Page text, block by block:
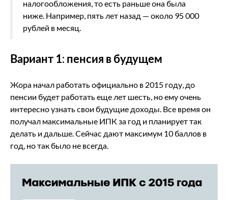
налогообложения, то есть раньше она была
ниже. Например, пять лет назад — около 95 000
рублей в месяц.
Вариант 1: пенсия в будущем
Жора начал работать официально в 2015 году, до
пенсии будет работать еще лет шесть, но ему очень
интересно узнать свои будущие доходы. Все время он
получал максимальные ИПК за год и планирует так
делать и дальше. Сейчас дают максимум 10 баллов в
год, но так было не всегда.